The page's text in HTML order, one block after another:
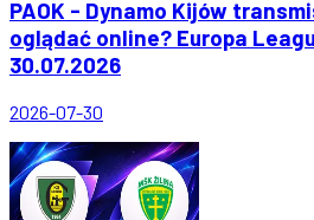
PAOK - Dynamo Kijów
oglądać online? Europa
30.07.2026
2026-07-30